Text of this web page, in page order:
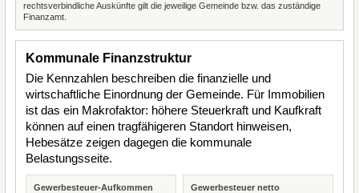
rechtsverbindliche Auskünfte gilt die jeweilige Gemeinde bzw. das zuständige
Finanzamt.
Kommunale Finanzstruktur
Die Kennzahlen beschreiben die finanzielle und
wirtschaftliche Einordnung der Gemeinde. Für Immobilien
ist das ein Makrofaktor: höhere Steuerkraft und Kaufkraft
können auf einen tragfähigeren Standort hinweisen,
Hebesätze zeigen dagegen die kommunale
Belastungsseite.
Gewerbesteuer-Aufkommen Gewerbesteuer netto